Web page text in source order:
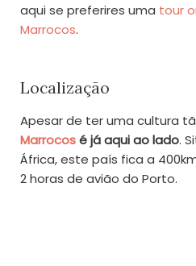
aqui se preferires uma tour
Marrocos.
Localização
Apesar de ter uma cultura
Marrocosé já aqui ao lado.
África, este país fica a
2 horas de avião do Porto.